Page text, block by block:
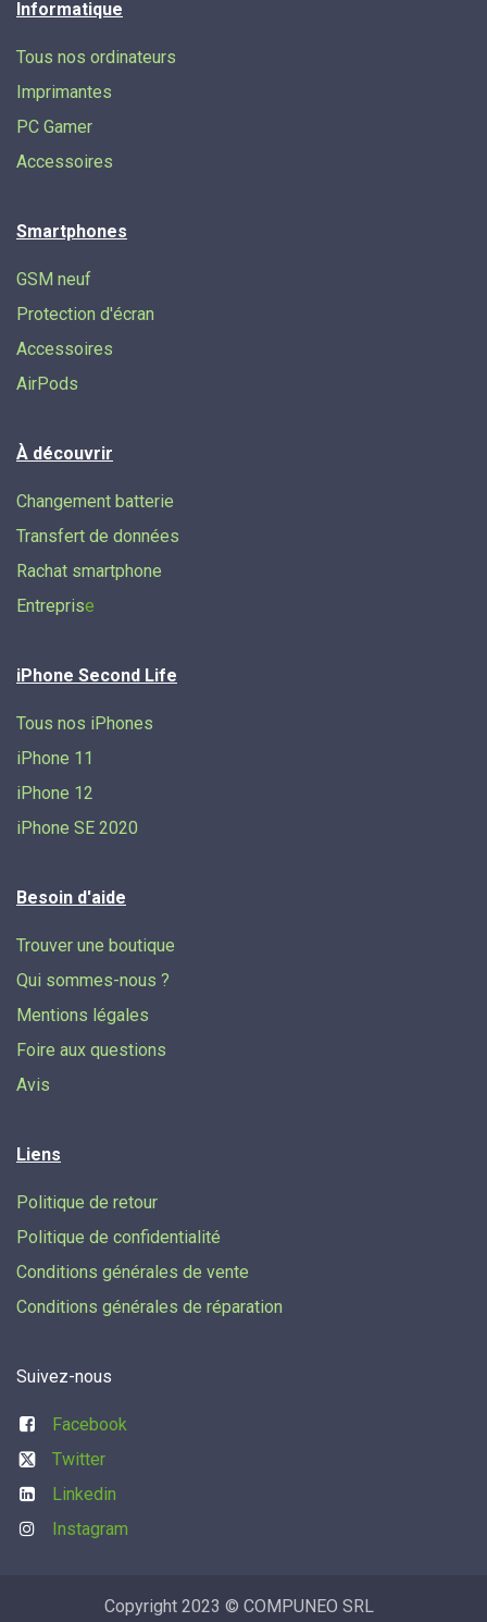
Informatique
Tous nos ordinateurs
Imprimantes
PC Gamer
Accessoires
Smartphones
GSM neuf
Protection d'écran
Accessoires
AirPods
À découvrir
Changement batterie
Transfert de données​
Rachat smartphone
Entreprise
iPhone Second Life
Tous nos iPhones
iPhone 11
iPhone 12
iPhone SE 2020
Besoin d'aide
Trouver une boutique
Qui sommes-nous ?
Mentions légales
Foire aux questions
Avis
Liens
Politique de retour
Politique de confidentialité
Conditions générales de vente
Conditions générales de réparation
Suivez-nous
Facebook
Twitter
Linkedin
Instagram
Copyright 2023 © COMPUNEO SRL